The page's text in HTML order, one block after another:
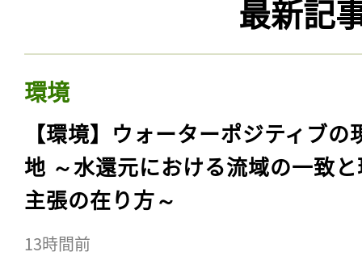
最新記
環境
【環境】ウォーターポジティブの
地 ～水還元における流域の一致
主張の在り方～
13時間前